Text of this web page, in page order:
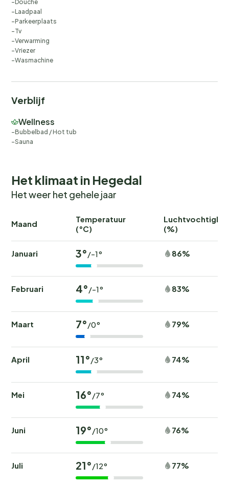
Douche
Laadpaal
Parkeerplaats
Tv
Verwarming
Vriezer
Wasmachine
Verblijf
Wellness
Bubbelbad / Hot tub
Sauna
Het klimaat in Hegedal
Het weer het gehele jaar
Maand
Temperatuur
(°C)
(%)
Januari 3° /-1° 86%
Februari 4° /-1° 83%
Maart 7° /0° 79%
April 11° /3° 74%
Mei 16° /7° 74%
Juni 19° /10° 76%
Juli 21° /12° 77%